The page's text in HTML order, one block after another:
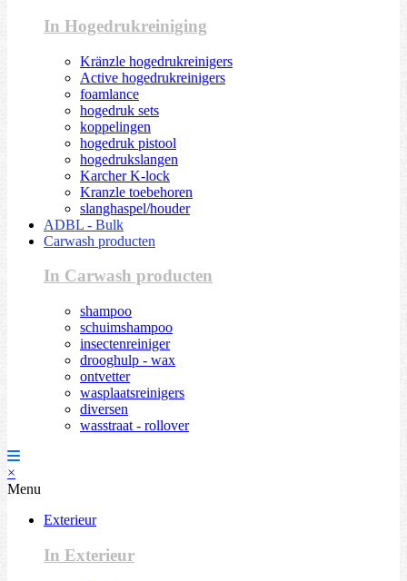
In Hogedrukreiniging
Kränzle hogedrukreinigers
Active hogedrukreinigers
foamlance
hogedruk sets
koppelingen
hogedruk pistool
hogedrukslangen
Karcher K-lock
Kranzle toebehoren
slanghaspel/houder
ADBL - Bulk
Carwash producten
In Carwash producten
shampoo
schuimshampoo
insectenreiniger
drooghulp - wax
ontvetter
wasplaatsreinigers
diversen
wasstraat - rollover
×
Menu
Exterieur
In Exterieur